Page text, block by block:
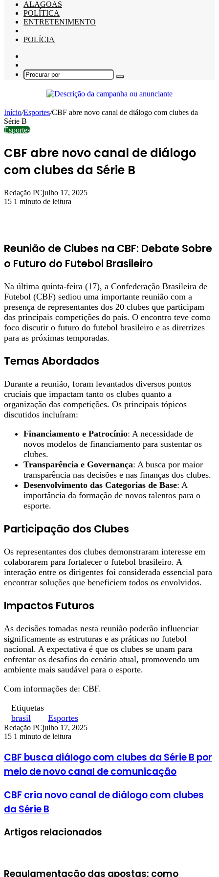
ALAGOAS
POLÍTICA
ENTRETENIMENTO
POLÍCIA
skin
Procurar
Início/Esportes/CBF abre novo canal de diálogo com clubes da
Série B
Esportes
CBF abre novo canal de diálogo
com clubes da Série B
Redação PCjulho 17, 2025
15 1 minuto de leitura
Reunião de Clubes na CBF: Debate Sobre
o Futuro do Futebol Brasileiro
Na última quinta-feira (17), a Confederação Brasileira de
Futebol (CBF) sediou uma importante reunião com a
presença de representantes dos 20 clubes que participam
das principais competições do país. O encontro teve como
foco discutir o futuro do futebol brasileiro e as diretrizes
para as próximas temporadas.
Temas Abordados
Durante a reunião, foram levantados diversos pontos
cruciais que impactam tanto os clubes quanto a
organização das competições. Os principais tópicos
discutidos incluíram:
Financiamento e Patrocínio: A necessidade de
novos modelos de financiamento para sustentar os
clubes.
Transparência e Governança: A busca por maior
transparência nas decisões e nas finanças dos clubes.
Desenvolvimento das Categorias de Base: A
importância da formação de novos talentos para o
esporte.
Participação dos Clubes
Os representantes dos clubes demonstraram interesse em
colaborarem para fortalecer o futebol brasileiro. A
interação entre os dirigentes foi considerada essencial para
encontrar soluções que beneficiem todos os envolvidos.
Impactos Futuros
As decisões tomadas nesta reunião poderão influenciar
significamente as estruturas e as práticas no futebol
nacional. A expectativa é que os clubes se unam para
enfrentar os desafios do cenário atual, promovendo um
ambiente mais saudável para o esporte.
Com informações de: CBF.
Etiquetas
brasil
Esportes
Redação PCjulho 17, 2025
15 1 minuto de leitura
CBF busca diálogo com clubes da Série B por
meio de novo canal de comunicação
CBF cria novo canal de diálogo com clubes
da Série B
Artigos relacionados
Regulamentação das apostas: como